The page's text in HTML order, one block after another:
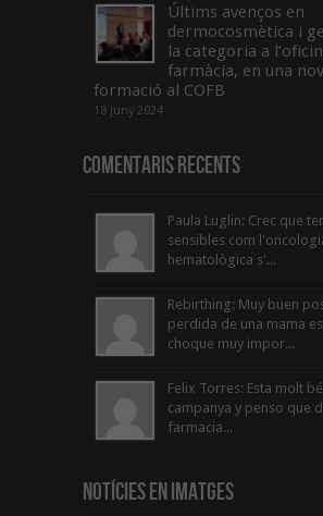
Últims avenços en
dermocosmètica i
la categoria a
farmàcia, en una
formació al COFB
18 juny 2024
Comentaris Recents
Paula Luglin: Crec que
sensibles com
hematològica s'...
Rebirthing: Muy buen
perdida de una mama
choque muy impor...
Felix Torres: Esta molt
campanya y penso que
farmacia...
Notícies en Imatges